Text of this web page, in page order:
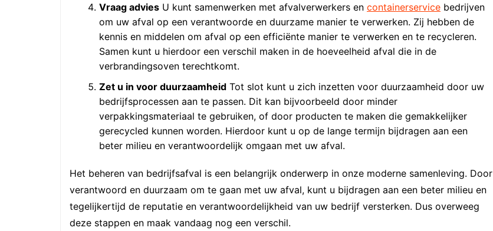
Vraag advies U kunt samenwerken met afvalverwerkers en containerservice bedrijven
om uw afval op een verantwoorde en duurzame manier te verwerken. Zij hebben de
kennis en middelen om afval op een efficiënte manier te verwerken en te recycleren.
Samen kunt u hierdoor een verschil maken in de hoeveelheid afval die in de
verbrandingsoven terechtkomt.
Zet u in voor duurzaamheid Tot slot kunt u zich inzetten voor duurzaamheid door uw
bedrijfsprocessen aan te passen. Dit kan bijvoorbeeld door minder
verpakkingsmateriaal te gebruiken, of door producten te maken die gemakkelijker
gerecycled kunnen worden. Hierdoor kunt u op de lange termijn bijdragen aan een
beter milieu en verantwoordelijk omgaan met uw afval.
Het beheren van bedrijfsafval is een belangrijk onderwerp in onze moderne samenleving. Door
verantwoord en duurzaam om te gaan met uw afval, kunt u bijdragen aan een beter milieu en
tegelijkertijd de reputatie en verantwoordelijkheid van uw bedrijf versterken. Dus overweeg
deze stappen en maak vandaag nog een verschil.